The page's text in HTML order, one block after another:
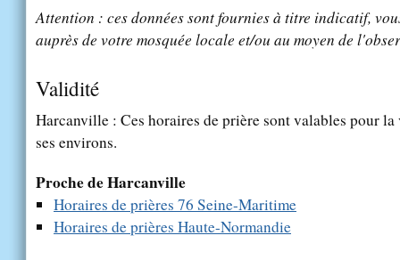
Attention : ces données sont fournies à titre indicatif,
auprès de votre mosquée locale et/ou au moyen de
Validité
Harcanville : Ces horaires de prière sont valables pour
ses environs.
Proche de Harcanville
Horaires de prières 76 Seine-Maritime
Horaires de prières Haute-Normandie